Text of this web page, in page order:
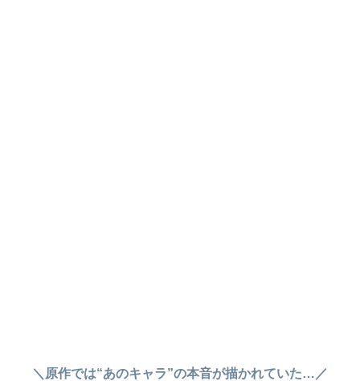
＼原作では“あのキャラ”の本音が描かれていた…／